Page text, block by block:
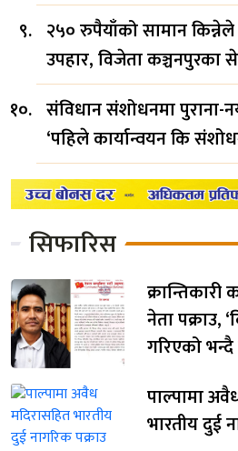
२५० रुपैयाँको सामान
उपहार, विजेता कञ्चनपुरका
संविधान संशोधनमा पुराना-
‘पहिले कार्यान्वयन कि
सिफारिस
क्रान्तिकारी
नेता पक्राउ,
गरिएको भन्दै
पाल्पामा
भारतीय दुई